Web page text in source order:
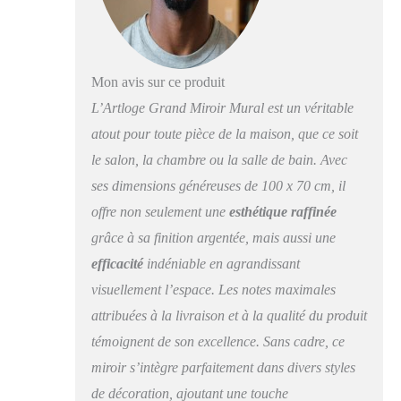
généralement trouvée
dans les miroirs bas de
du miroir sont polis à
pour des raisons de
sécurité mais aussi
pour rehausser leur
à l'Humidité et
Robuste - Le dos du
en panneau de fibres
de densité moyenne de
4 mm peint à 3
hydrofuge, vous
pouvez accrocher ce
design dans votre salle
de bain sans vous
Mon avis sur ce produit
L’Artloge Grand Miroir Mural est un véritable
atout pour toute pièce de la maison, que ce soit
le salon, la chambre ou la salle de bain. Avec
ses dimensions généreuses de 100 x 70 cm, il
offre non seulement une esthétique raffinée
grâce à sa finition argentée, mais aussi une
efficacitéindéniable en agrandissant
visuellement l’espace. Les notes maximales
attribuées à la livraison et à la qualité du produit
témoignent de son excellence. Sans cadre, ce
miroir s’intègre parfaitement dans divers styles
de décoration, ajoutant une touche